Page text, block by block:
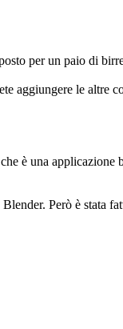
per un paio di
aggiungere le altre
è una applicazione
Però è stata